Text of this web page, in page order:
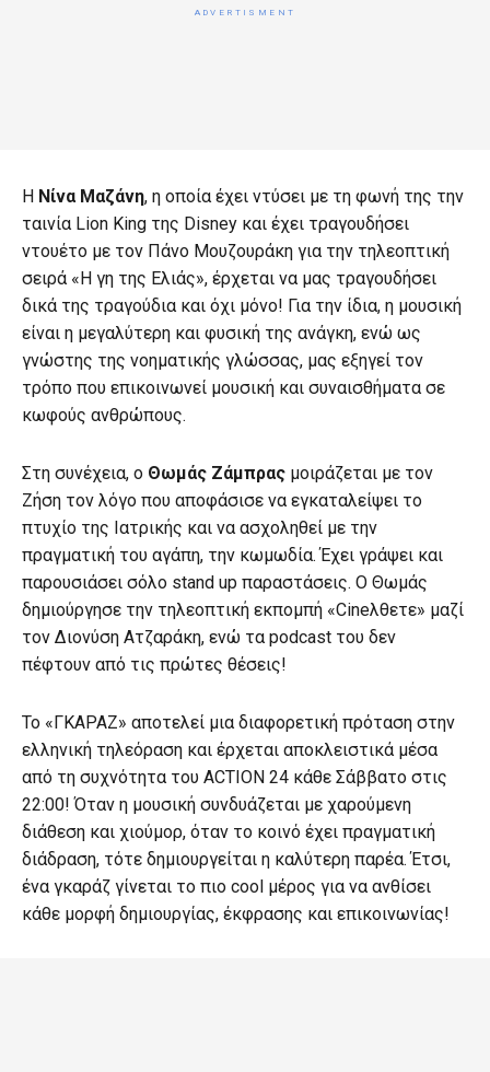
Η Νίνα Μαζάνη, η οποία έχει ντύσει με τη φωνή της την
ταινία Lion King της Disney και έχει τραγουδήσει
ντουέτο με τον Πάνο Μουζουράκη για την τηλεοπτική
σειρά «Η γη της Ελιάς», έρχεται να μας τραγουδήσει
δικά της τραγούδια και όχι μόνο! Για την ίδια, η μουσική
είναι η μεγαλύτερη και φυσική της ανάγκη, ενώ ως
γνώστης της νοηματικής γλώσσας, μας εξηγεί τον
τρόπο που επικοινωνεί μουσική και συναισθήματα σε
κωφούς ανθρώπους.
Στη συνέχεια, ο Θωμάς Ζάμπρας μοιράζεται με τον
Ζήση τον λόγο που αποφάσισε να εγκαταλείψει το
πτυχίο της Ιατρικής και να ασχοληθεί με την
πραγματική του αγάπη, την κωμωδία. Έχει γράψει και
παρουσιάσει σόλο stand up παραστάσεις. Ο Θωμάς
δημιούργησε την τηλεοπτική εκπομπή «Cineλθετε» μαζί
τον Διονύση Ατζαράκη, ενώ τα podcast του δεν
πέφτουν από τις πρώτες θέσεις!
Το «ΓΚΑΡΑΖ» αποτελεί μια διαφορετική πρόταση στην
ελληνική τηλεόραση και έρχεται αποκλειστικά μέσα
από τη συχνότητα του ΑCTION 24 κάθε Σάββατο στις
22:00! Όταν η μουσική συνδυάζεται με χαρούμενη
διάθεση και χιούμορ, όταν το κοινό έχει πραγματική
διάδραση, τότε δημιουργείται η καλύτερη παρέα. Έτσι,
ένα γκαράζ γίνεται το πιο cool μέρος για να ανθίσει
κάθε μορφή δημιουργίας, έκφρασης και επικοινωνίας!